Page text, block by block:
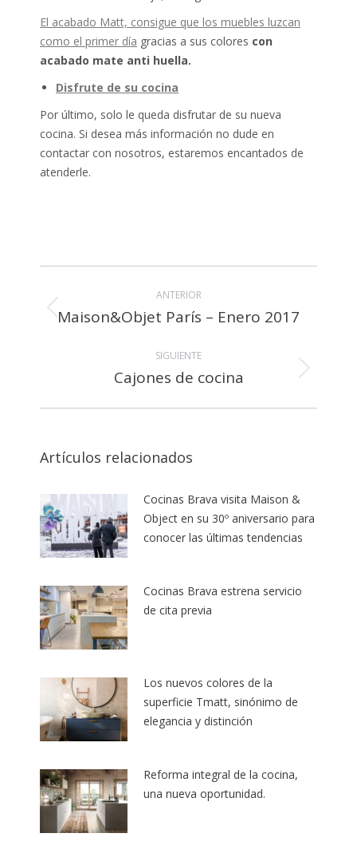
El acabado Matt, consigue que los muebles luzcan
como el primer día gracias a sus colores con
acabado mate anti huella.
Disfrute de su cocina
Por último, solo le queda disfrutar de su nueva
cocina. Si desea más información no dude en
contactar con nosotros, estaremos encantados de
atenderle.
entre
publicaciones
ANTERIOR
Publicación
Maison&Objet París – Enero 2017
SIGUIENTE
Publicación
Cajones de cocina
Artículos relacionados
Cocinas Brava visita Maison &
Object en su 30º aniversario para
conocer las últimas tendencias
Cocinas Brava estrena servicio
de cita previa
Los nuevos colores de la
superficie Tmatt, sinónimo de
elegancia y distinción
Reforma integral de la cocina,
una nueva oportunidad.